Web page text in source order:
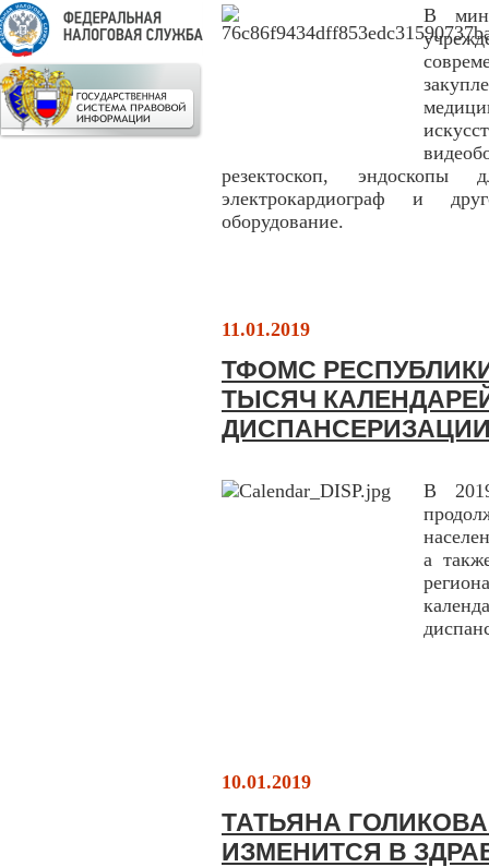
В
резектоскоп, эндоскопы
электрокардиограф и
оборудование.
11.01.2019
ТФОМС
ТЫСЯЧ
В
а
10.01.2019
ТАТЬЯНА
ИЗМЕНИТСЯ В